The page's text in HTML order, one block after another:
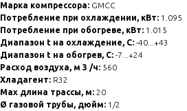
Марка компрессора: GMCC
Потребление при охлаждении, кВт: 1.095
Потребление при обогреве, кВт: 1.015
Диапазон t на охлаждение, С: -40...+43
Диапазон t на обогрев, С: -7...+24
Расход воздуха, м 3 /ч: 560
Хладагент: R32
Max длина трассы, м: 20
Ø газовой трубы, дюйм: 1/2